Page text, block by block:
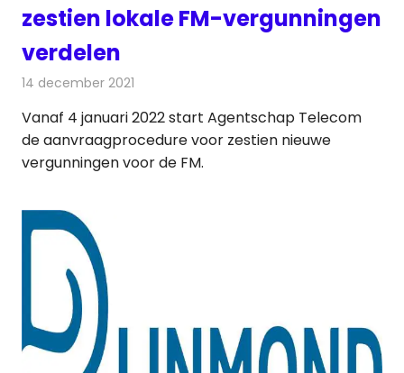
zestien lokale FM-vergunningen
verdelen
14 december 2021
Vanaf 4 januari 2022 start Agentschap Telecom
de aanvraagprocedure voor zestien nieuwe
vergunningen voor de FM.